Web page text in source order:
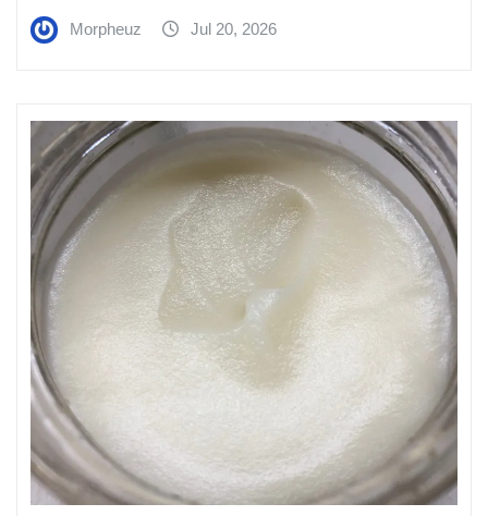
Morpheuz Jul 20, 2026